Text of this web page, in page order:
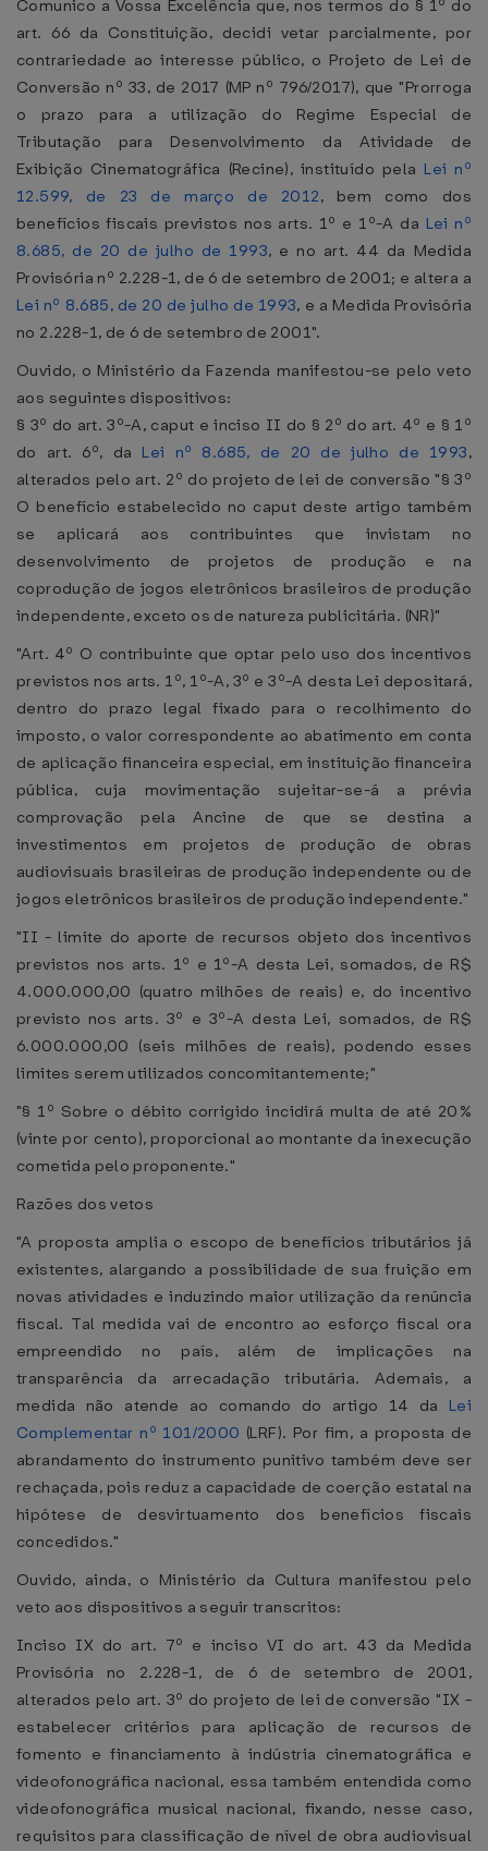
Comunico a Vossa Excelência que, nos termos do § 1º do
art. 66 da Constituição, decidi vetar parcialmente, por
contrariedade ao interesse público, o Projeto de Lei de
Conversão nº 33, de 2017 (MP nº 796/2017), que "Prorroga
o prazo para a utilização do Regime Especial de
Tributação para Desenvolvimento da Atividade de
Exibição Cinematográfica (Recine), instituído pela Lei nº
12.599, de 23 de março de 2012, bem como dos
benefícios fiscais previstos nos arts. 1º e 1º-A da Lei nº
8.685, de 20 de julho de 1993, e no art. 44 da Medida
Provisória nº 2.228-1, de 6 de setembro de 2001; e altera a
Lei nº 8.685, de 20 de julho de 1993, e a Medida Provisória
no 2.228-1, de 6 de setembro de 2001".
Ouvido, o Ministério da Fazenda manifestou-se pelo veto
aos seguintes dispositivos:
§ 3º do art. 3º-A, caput e inciso II do § 2º do art. 4º e § 1º
do art. 6º, da Lei nº 8.685, de 20 de julho de 1993,
alterados pelo art. 2º do projeto de lei de conversão "§ 3º
O benefício estabelecido no caput deste artigo também
se aplicará aos contribuintes que invistam no
desenvolvimento de projetos de produção e na
coprodução de jogos eletrônicos brasileiros de produção
independente, exceto os de natureza publicitária. (NR)"
"Art. 4º O contribuinte que optar pelo uso dos incentivos
previstos nos arts. 1º, 1º-A, 3º e 3º-A desta Lei depositará,
dentro do prazo legal fixado para o recolhimento do
imposto, o valor correspondente ao abatimento em conta
de aplicação financeira especial, em instituição financeira
pública, cuja movimentação sujeitar-se-á a prévia
comprovação pela Ancine de que se destina a
investimentos em projetos de produção de obras
audiovisuais brasileiras de produção independente ou de
jogos eletrônicos brasileiros de produção independente."
"II - limite do aporte de recursos objeto dos incentivos
previstos nos arts. 1º e 1º-A desta Lei, somados, de R$
4.000.000,00 (quatro milhões de reais) e, do incentivo
previsto nos arts. 3º e 3º-A desta Lei, somados, de R$
6.000.000,00 (seis milhões de reais), podendo esses
limites serem utilizados concomitantemente;"
"§ 1º Sobre o débito corrigido incidirá multa de até 20%
(vinte por cento), proporcional ao montante da inexecução
cometida pelo proponente."
Razões dos vetos
"A proposta amplia o escopo de benefícios tributários já
existentes, alargando a possibilidade de sua fruição em
novas atividades e induzindo maior utilização da renúncia
fiscal. Tal medida vai de encontro ao esforço fiscal ora
empreendido no país, além de implicações na
transparência da arrecadação tributária. Ademais, a
medida não atende ao comando do artigo 14 da Lei
Complementar nº 101/2000 (LRF). Por fim, a proposta de
abrandamento do instrumento punitivo também deve ser
rechaçada, pois reduz a capacidade de coerção estatal na
hipótese de desvirtuamento dos benefícios fiscais
concedidos."
Ouvido, ainda, o Ministério da Cultura manifestou pelo
veto aos dispositivos a seguir transcritos:
Inciso IX do art. 7º e inciso VI do art. 43 da Medida
Provisória no 2.228-1, de 6 de setembro de 2001,
alterados pelo art. 3º do projeto de lei de conversão "IX -
estabelecer critérios para aplicação de recursos de
fomento e financiamento à indústria cinematográfica e
videofonográfica nacional, essa também entendida como
videofonográfica musical nacional, fixando, nesse caso,
requisitos para classificação de nível de obra audiovisual